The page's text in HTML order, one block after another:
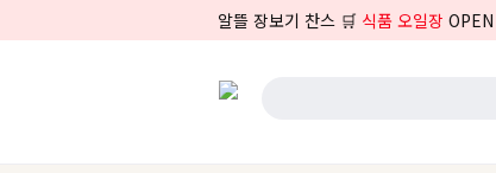
알뜰 장보기 찬스 🛒 식품 오일장 OPEN